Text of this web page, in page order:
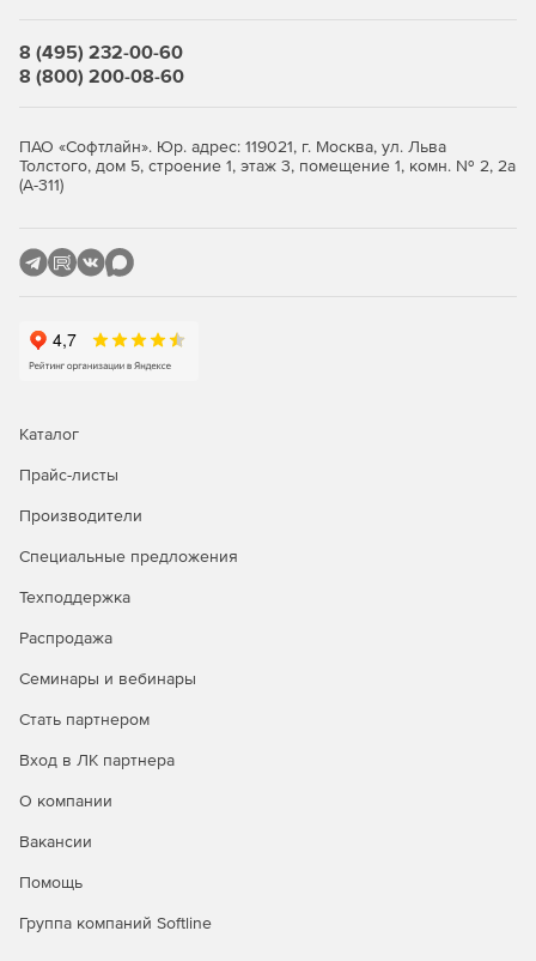
8 (495) 232-00-60
8 (800) 200-08-60
ПАО «Софтлайн». Юр. адрес: 119021, г. Москва, ул. Льва
Толстого, дом 5, строение 1, этаж 3, помещение 1, комн. № 2, 2а
(А-311)
Каталог
Прайс-листы
Производители
Специальные предложения
Техподдержка
Распродажа
Семинары и вебинары
Стать партнером
Вход в ЛК партнера
О компании
Вакансии
Помощь
Группа компаний Softline